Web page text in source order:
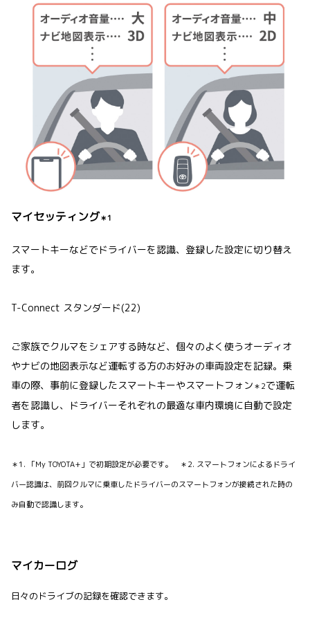
マイセッティング＊1
スマートキーなどでドライバーを認識、登録した設定に切り替え
ます。
T-Connect スタンダード(22)
ご家族でクルマをシェアする時など、個々のよく使うオーディオ
やナビの地図表示など運転する方のお好みの車両設定を記録。乗
車の際、事前に登録したスマートキーやスマートフォン＊2で運転
者を認識し、ドライバーそれぞれの最適な車内環境に自動で設定
します。
＊1. 「My TOYOTA+」で初期設定が必要です。 ＊2. スマートフォンによるドライ
バー認識は、前回クルマに乗車したドライバーのスマートフォンが接続された時の
み自動で認識します。
マイカーログ
日々のドライブの記録を確認できます。